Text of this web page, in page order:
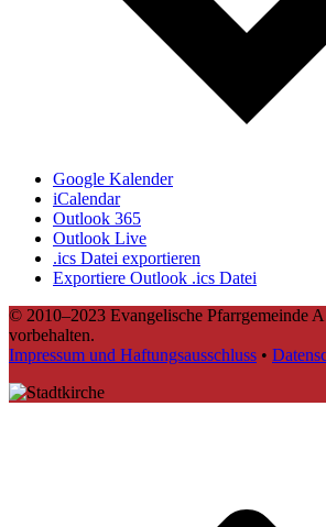
Google Kalender
iCalendar
Outlook 365
Outlook Live
.ics Datei exportieren
Exportiere Outlook .ics Datei
© 2010–2023 Evangelische Pfarrgemeinde
vorbehalten.
Impressum und Haftungsausschluss •